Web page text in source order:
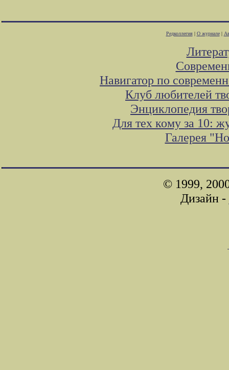
Редколлегия| О журнале|
Навигатор по
Клуб любителей
Энциклопедия
Для тех кому за 10:
Галерея
© 1999,
Дизайн -